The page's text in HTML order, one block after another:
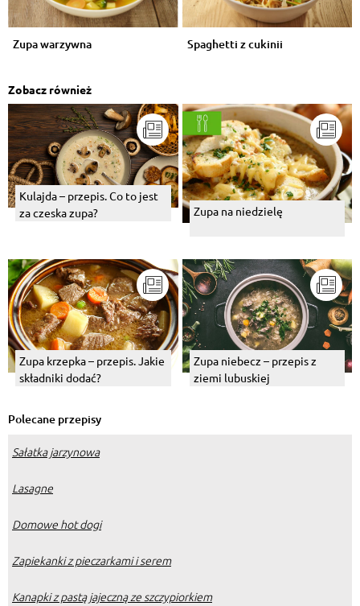
Zupa warzywna Spaghetti z cukinii
Zobacz również
Kulajda – przepis. Co to jest
za czeska zupa?
Zupa na niedzielę
Zupa krzepka – przepis. Jakie
składniki dodać?
Zupa niebecz – przepis z
ziemi lubuskiej
Polecane przepisy
Sałatka jarzynowa
Lasagne
Domowe hot dogi
Zapiekanki z pieczarkami i serem
Kanapki z pastą jajeczną ze szczypiorkiem